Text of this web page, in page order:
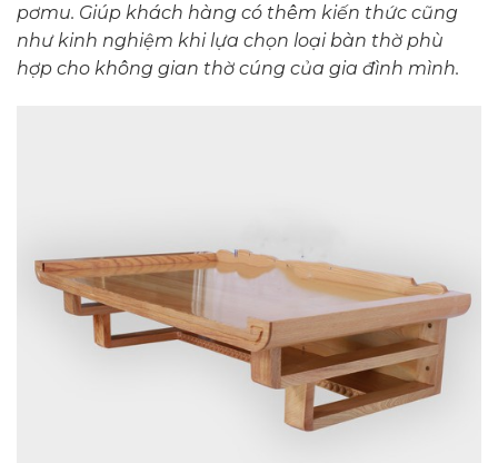
pơmu. Giúp khách hàng có thêm kiến thức cũng
như kinh nghiệm khi lựa chọn loại bàn thờ phù
hợp cho không gian thờ cúng của gia đình mình.